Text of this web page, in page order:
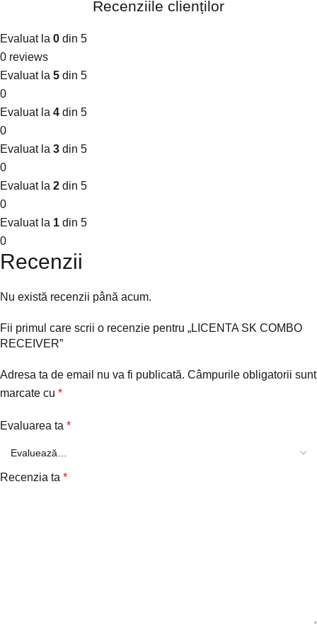
Recenziile clienților
Evaluat la 0 din 5
0 reviews
Evaluat la 5 din 5
0
Evaluat la 4 din 5
0
Evaluat la 3 din 5
0
Evaluat la 2 din 5
0
Evaluat la 1 din 5
0
Recenzii
Nu există recenzii până acum.
Fii primul care scrii o recenzie pentru „LICENTA SK COMBO
RECEIVER”
Adresa ta de email nu va fi publicată. Câmpurile obligatorii sunt
marcate cu *
Evaluarea ta *
Recenzia ta *